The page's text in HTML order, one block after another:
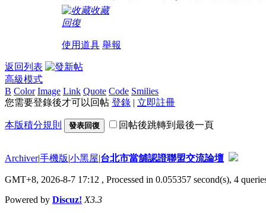
收藏
回復
使用道具 舉報
返回列表
高級模式
B Color Image Link Quote Code Smilies
您需要登錄後才可以回帖 登錄 | 立即註冊
本版積分規則 發表回復 回帖後跳轉到最後一頁
Archiver|手機版|小黑屋|台北市當舖認證聯盟交流論壇
GMT+8, 2026-8-7 17:12 , Processed in 0.055357 second(s), 4
Powered by Discuz! X3.3